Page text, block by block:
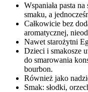
Wspaniała pasta
smaku, a
Całkowicie bez
aromatycznej,
Nawet starożytni
Dzieci i smakosze
do smarowania
bourbon.
Również jako
Smak: słodki,